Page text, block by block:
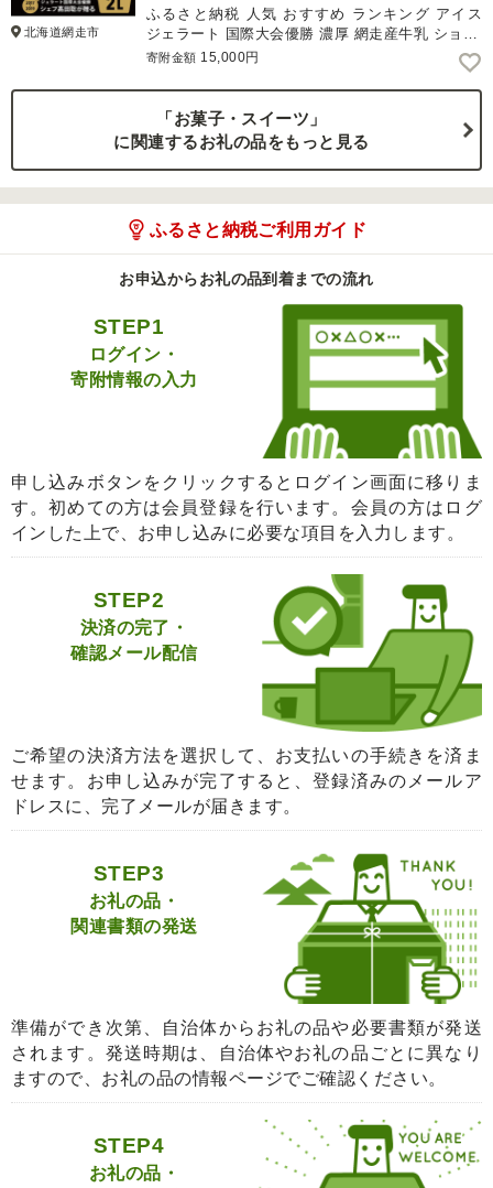
北海道網走市
ふるさと納税 人気 おすすめ ランキング アイス
ジェラート 国際大会優勝 濃厚 網走産牛乳 ショ…
寄附金額 15,000円
「お菓子・スイーツ」
に関連するお礼の品をもっと見る
ふるさと納税ご利用ガイド
お申込からお礼の品到着までの流れ
STEP1
ログイン・
寄附情報の入力
申し込みボタンをクリックするとログイン画面に移りま
す。初めての方は会員登録を行います。会員の方はログ
インした上で、お申し込みに必要な項目を入力します。
STEP2
決済の完了・
確認メール配信
ご希望の決済方法を選択して、お支払いの手続きを済ま
せます。お申し込みが完了すると、登録済みのメールア
ドレスに、完了メールが届きます。
STEP3
お礼の品・
関連書類の発送
準備ができ次第、自治体からお礼の品や必要書類が発送
されます。発送時期は、自治体やお礼の品ごとに異なり
ますので、お礼の品の情報ページでご確認ください。
STEP4
お礼の品・